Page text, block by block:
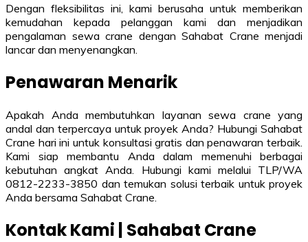
Dengan fleksibilitas ini, kami berusaha untuk memberikan
kemudahan kepada pelanggan kami dan menjadikan
pengalaman sewa crane dengan Sahabat Crane menjadi
lancar dan menyenangkan.
Penawaran Menarik
Apakah Anda membutuhkan layanan sewa crane yang
andal dan terpercaya untuk proyek Anda? Hubungi Sahabat
Crane hari ini untuk konsultasi gratis dan penawaran terbaik.
Kami siap membantu Anda dalam memenuhi berbagai
kebutuhan angkat Anda. Hubungi kami melalui TLP/WA
0812-2233-3850 dan temukan solusi terbaik untuk proyek
Anda bersama Sahabat Crane.
Kontak Kami | Sahabat Crane